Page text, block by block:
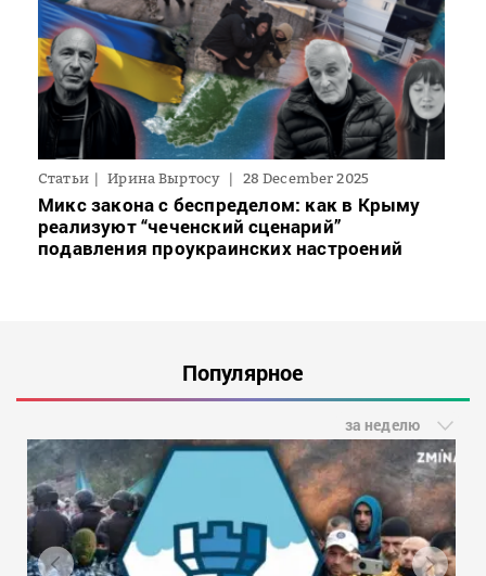
Статьи Ирина Выртосу 28 December 2025
Микс закона с беспределом: как в Крыму
реализуют “чеченский сценарий”
подавления проукраинских настроений
Популярное
за неделю